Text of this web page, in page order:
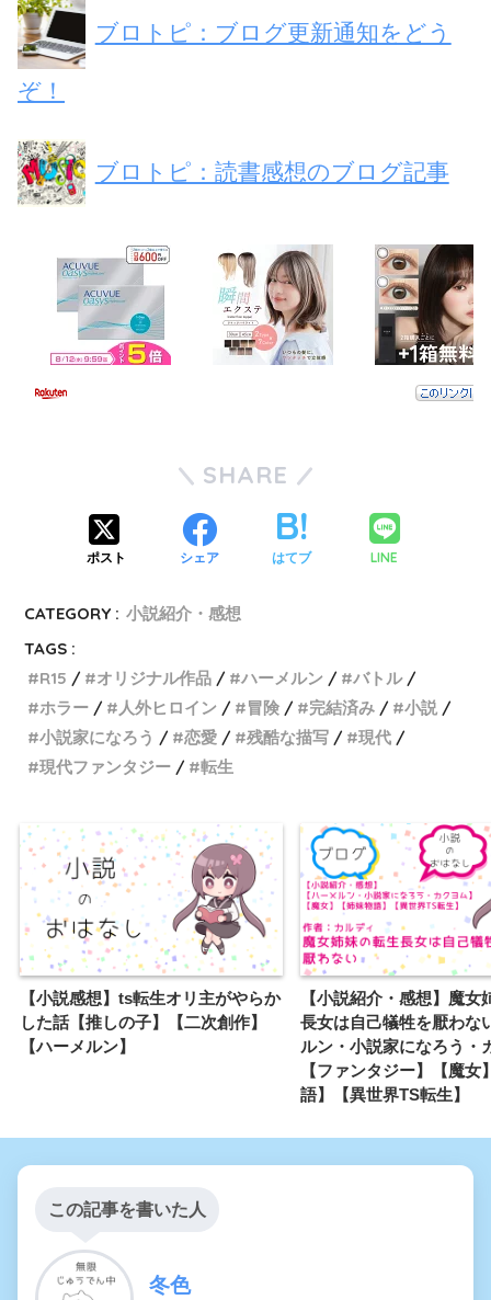
ブロトピ：ブログ更新通知をどう
ぞ！
ブロトピ：読書感想のブログ記事
SHARE
ポスト シェア はてブ LINE
CATEGORY : 小説紹介・感想
TAGS :
R15
オリジナル作品 ハーメルン
バトル
ホラー
人外ヒロイン 冒険 完結済み
小説
小説家になろう
恋愛 残酷な描写
現代
現代ファンタジー
転生
【小説感想】ts転生オリ主がやらか
した話【推しの子】【二次創作】
【ハーメルン】
【小説紹介・感想】魔女
長女は自己犠牲を厭わな
ルン・小説家になろう・
【ファンタジー】【魔女
語】【異世界TS転生】
この記事を書いた人
冬色